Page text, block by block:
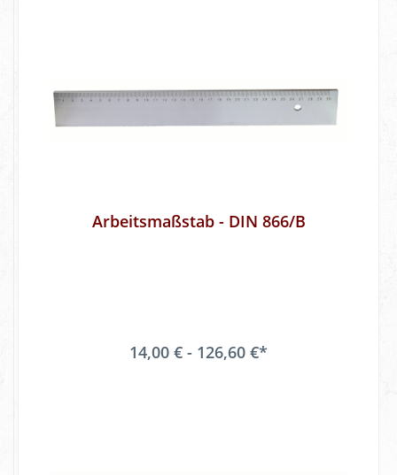
Arbeitsmaßstab - DIN 866/B
14,00 € - 126,60 €*